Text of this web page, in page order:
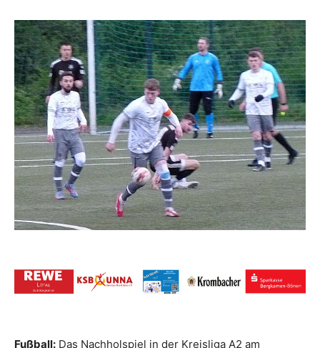
Fußball: Das Nachholspiel in der Kreisliga A2 am